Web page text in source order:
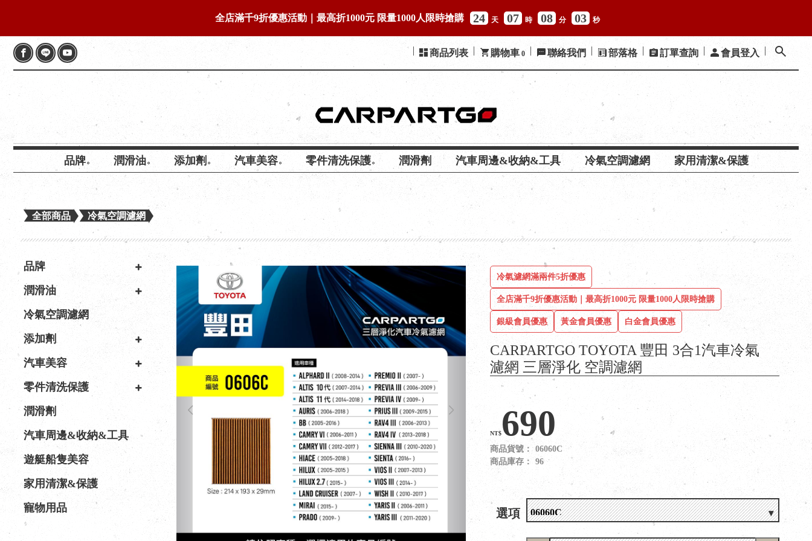
全店滿千9折優惠活動｜最高折1000元 限量1000人限時搶購 24 天 07 時 08 分 02 秒
商品列表 購物車 0 聯絡我們 部落格 訂單查詢 會員登入
品牌 潤滑油 添加劑 汽車美容 零件清洗保護 潤滑劑 汽車周邊&收納&工具 冷氣空調濾網 家用清潔&保護
全部商品 冷氣空調濾網
品牌
潤滑油
冷氣空調濾網
添加劑
汽車美容
零件清洗保護
潤滑劑
汽車周邊&收納&工具
遊艇船隻美容
家用清潔&保護
寵物用品
CARPARTGO TOYOTA 豐田 3合1汽車冷氣
濾網 三層淨化 空調濾網
冷氣濾網滿兩件5折優惠
全店滿千9折優惠活動｜最高折1000元 限量1000人限時搶購
銀級會員優惠 黃金會員優惠 白金會員優惠
NT$690
商品貨號：
06060C
商品庫存：
96
選項